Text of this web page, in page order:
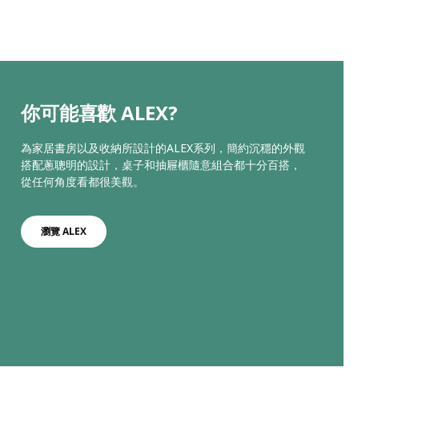
你可能喜歡 ALEX?
為家居書房以及收納所設計的ALEX系列，簡約沉穩的外觀
搭配蔥聰明的設計，桌子和抽屜櫃隨意組合都十分百搭，
從任何角度看都很美觀。
瀏覽 ALEX